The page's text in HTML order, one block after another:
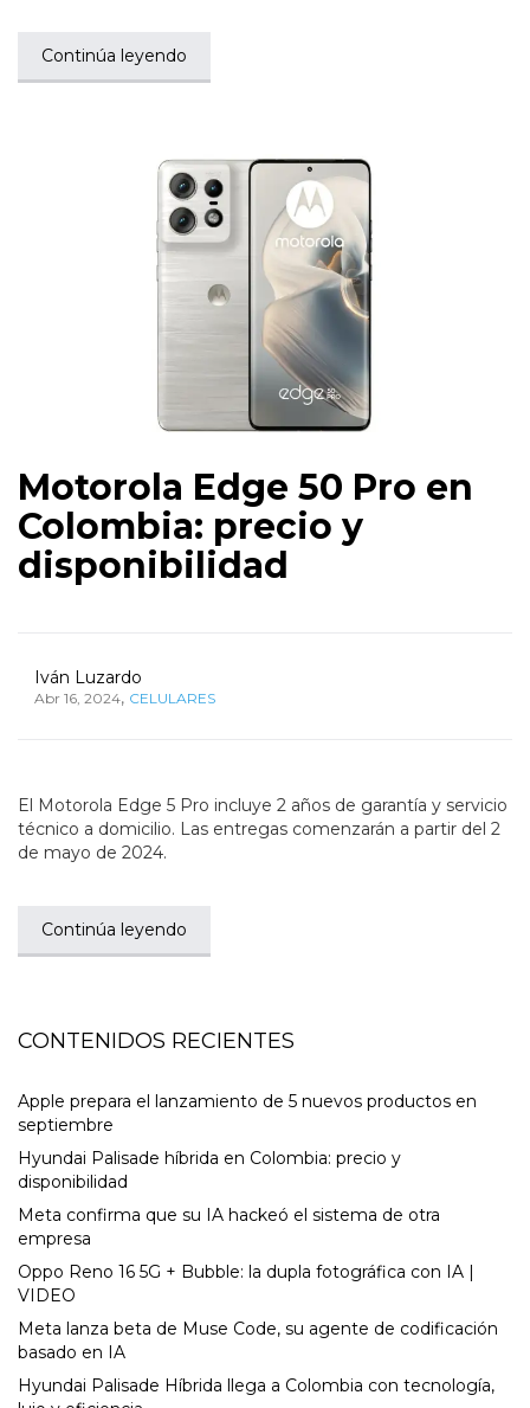
Continúa leyendo
Motorola Edge 50 Pro en
Colombia: precio y
disponibilidad
Iván Luzardo
Abr 16, 2024, CELULARES
El Motorola Edge 5 Pro incluye 2 años de garantía y servicio
técnico a domicilio. Las entregas comenzarán a partir del 2
de mayo de 2024.
Continúa leyendo
CONTENIDOS RECIENTES
Apple prepara el lanzamiento de 5 nuevos productos en
septiembre
Hyundai Palisade híbrida en Colombia: precio y
disponibilidad
Meta confirma que su IA hackeó el sistema de otra
empresa
Oppo Reno 16 5G + Bubble: la dupla fotográfica con IA |
VIDEO
Meta lanza beta de Muse Code, su agente de codificación
basado en IA
Hyundai Palisade Híbrida llega a Colombia con tecnología,